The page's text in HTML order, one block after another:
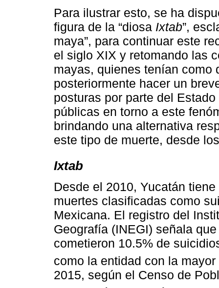
Para ilustrar esto, se ha
figura de la “diosa Ixtab”,
maya”, para continuar este
el siglo XIX y retomando las
mayas, quienes tenían como
posteriormente hacer un
posturas por parte del
públicas en torno a este
brindando una alternativa
este tipo de muerte, desde
Ixtab
Desde el 2010, Yucatán
muertes clasificadas como
Mexicana. El registro del
Geografía (INEGI) señala
cometieron 10.5% de
como la entidad con la
2015, según el Censo de